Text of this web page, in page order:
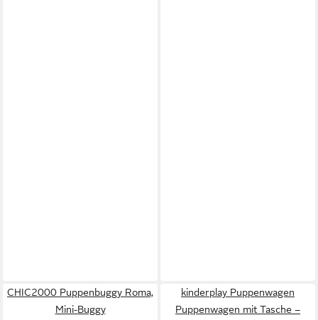
CHIC2000 Puppenbuggy Roma,
Mini-Buggy
kinderplay Puppenwagen
Puppenwagen mit Tasche –